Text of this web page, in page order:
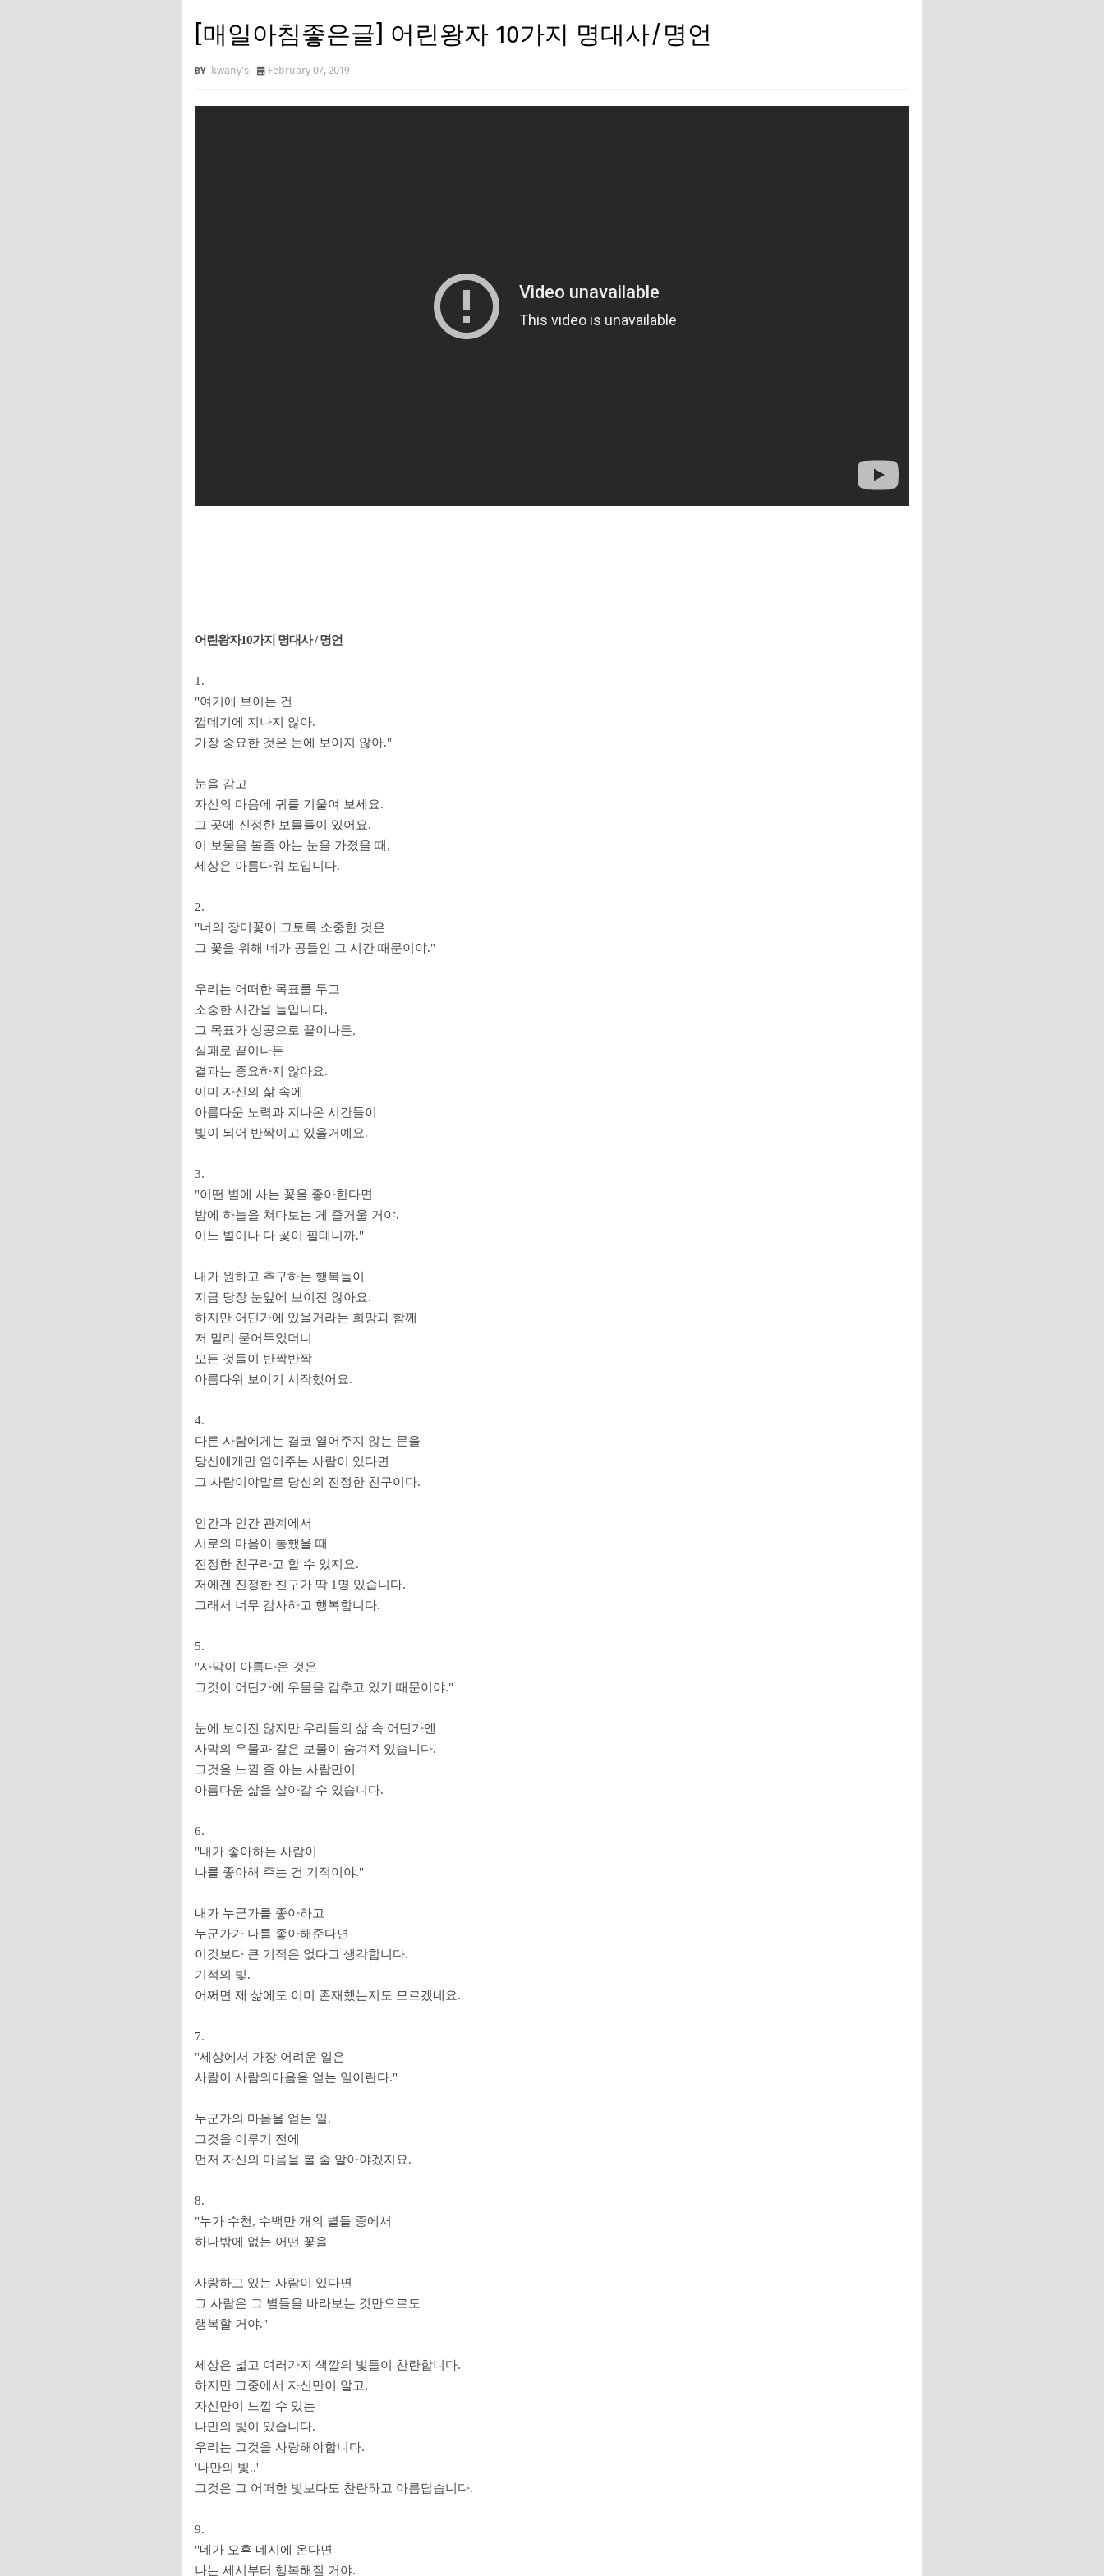
[매일아침좋은글] 어린왕자 10가지 명대사/명언
kwany's February 07, 2019
어린왕자10가지 명대사 / 명언
1.
"여기에 보이는 건
껍데기에 지나지 않아.
가장 중요한 것은 눈에 보이지 않아."
눈을 감고
자신의 마음에 귀를 기울여 보세요.
그 곳에 진정한 보물들이 있어요.
이 보물을 볼줄 아는 눈을 가졌을 때,
세상은 아름다워 보입니다.
2.
"너의 장미꽃이 그토록 소중한 것은
그 꽃을 위해 네가 공들인 그 시간 때문이야."
우리는 어떠한 목표를 두고
소중한 시간을 들입니다.
그 목표가 성공으로 끝이나든,
실패로 끝이나든
결과는 중요하지 않아요.
이미 자신의 삶 속에
아름다운 노력과 지나온 시간들이
빛이 되어 반짝이고 있을거예요.
3.
"어떤 별에 사는 꽃을 좋아한다면
밤에 하늘을 쳐다보는 게 즐거울 거야.
어느 별이나 다 꽃이 필테니까."
내가 원하고 추구하는 행복들이
지금 당장 눈앞에 보이진 않아요.
하지만 어딘가에 있을거라는 희망과 함께
저 멀리 묻어두었더니
모든 것들이 반짝반짝
아름다워 보이기 시작했어요.
4.
다른 사람에게는 결코 열어주지 않는 문을
당신에게만 열어주는 사람이 있다면
그 사람이야말로 당신의 진정한 친구이다.
인간과 인간 관계에서
서로의 마음이 통했을 때
진정한 친구라고 할 수 있지요.
저에겐 진정한 친구가 딱 1명 있습니다.
그래서 너무 감사하고 행복합니다.
5.
"사막이 아름다운 것은
그것이 어딘가에 우물을 감추고 있기 때문이야."
눈에 보이진 않지만 우리들의 삶 속 어딘가엔
사막의 우물과 같은 보물이 숨겨져 있습니다.
그것을 느낄 줄 아는 사람만이
아름다운 삶을 살아갈 수 있습니다.
6.
"내가 좋아하는 사람이
나를 좋아해 주는 건 기적이야."
내가 누군가를 좋아하고
누군가가 나를 좋아해준다면
이것보다 큰 기적은 없다고 생각합니다.
기적의 빛.
어쩌면 제 삶에도 이미 존재했는지도 모르겠네요.
7.
"세상에서 가장 어려운 일은
사람이 사람의마음을 얻는 일이란다."
누군가의 마음을 얻는 일.
그것을 이루기 전에
먼저 자신의 마음을 볼 줄 알아야겠지요.
8.
"누가 수천, 수백만 개의 별들 중에서
하나밖에 없는 어떤 꽃을
사랑하고 있는 사람이 있다면
그 사람은 그 별들을 바라보는 것만으로도
행복할 거야."
세상은 넓고 여러가지 색깔의 빛들이 찬란합니다.
하지만 그중에서 자신만이 알고,
자신만이 느낄 수 있는
나만의 빛이 있습니다.
우리는 그것을 사랑해야합니다.
'나만의 빛..'
그것은 그 어떠한 빛보다도 찬란하고 아름답습니다.
9.
"네가 오후 네시에 온다면
나는 세시부터 행복해질 거야.